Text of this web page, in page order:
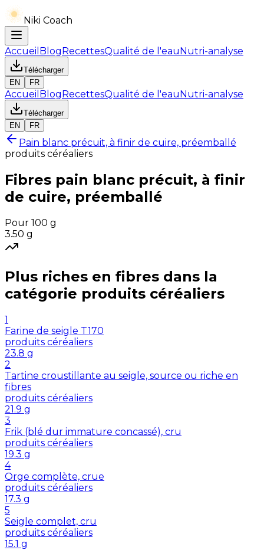
Niki Coach
Accueil BlogRecettesQualité de l'eauNutri-analyse
Télécharger
EN
FR
Accueil BlogRecettesQualité de l'eauNutri-analyse
Télécharger
EN
FR
Pain blanc précuit, à finir de cuire, préemballé
produits céréaliers
Fibres pain blanc précuit, à finir
de cuire, préemballé
Pour 100 g
3.50 g
Plus riches en fibres dans la
catégorie produits céréaliers
1
Farine de seigle T170
produits céréaliers
23.8 g
2
Tartine croustillante au seigle, source ou riche en
fibres
produits céréaliers
21.9 g
3
Frik (blé dur immature concassé), cru
produits céréaliers
19.3 g
4
Orge complète, crue
produits céréaliers
17.3 g
5
Seigle complet, cru
produits céréaliers
15.1 g